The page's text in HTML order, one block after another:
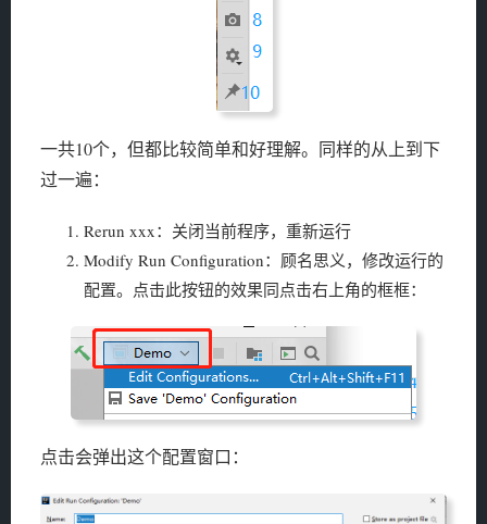
一共10个，但都比较简单和好理解。同样的从上到下
过一遍：
Rerun xxx：关闭当前程序，重新运行
Modify Run Configuration：顾名思义，修改运行的
配置。点击此按钮的效果同点击右上角的框框：
点击会弹出这个配置窗口：